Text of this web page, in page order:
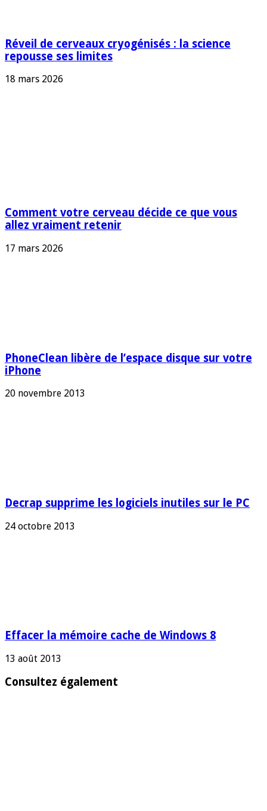
Réveil de cerveaux cryogénisés : la science
repousse ses limites
18 mars 2026
Comment votre cerveau décide ce que vous
allez vraiment retenir
17 mars 2026
PhoneClean libère de l’espace disque sur votre
iPhone
20 novembre 2013
Decrap supprime les logiciels inutiles sur le PC
24 octobre 2013
Effacer la mémoire cache de Windows 8
13 août 2013
Consultez également